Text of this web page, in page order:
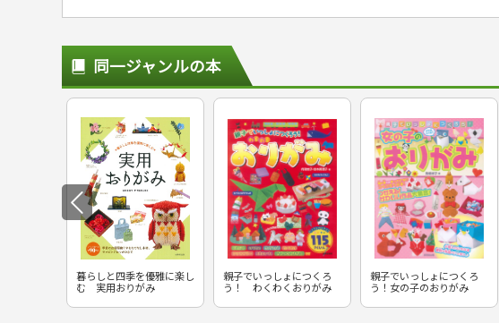
同一ジャンルの本
暮らしと四季を優雅に楽し
む 実用おりがみ
親子でいっしょにつくろ
う！ わくわくおりがみ
親子でいっしょにつくろ
う！女の子のおりがみ